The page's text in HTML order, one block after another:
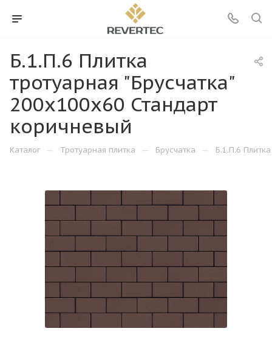
Б.1.П.6 Плитка
тротуарная "Брусчатка"
200х100х60 Стандарт
коричневый
Каталог — Тротуарная плитка — Брусчатка — Б.1.П.6